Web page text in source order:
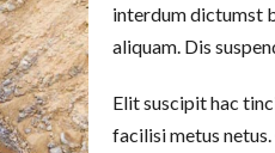
interdum dictumst
aliquam. Dis
Elit suscipit hac
facilisi metus